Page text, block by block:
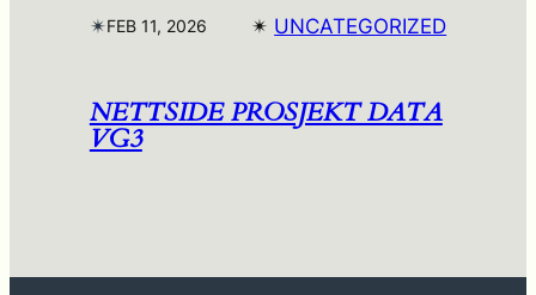
✴︎FEB 11, 2026 ✴︎ UNCATEGORIZED
NETTSIDE PROSJEKT DATA
VG3